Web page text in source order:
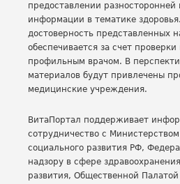
предоставлении разносторонней
информации в тематике
достоверность представленных
обеспечивается за счет проверки
профильным врачом. В
материалов будут привлечены
медицинские учреждения.
ВитаПортал поддерживает
сотрудничество с
социального развития РФ,
надзору в сфере
развития, Общественной Палатой